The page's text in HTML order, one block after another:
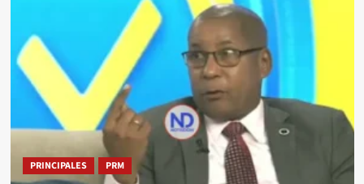
PRINCIPALES PRM